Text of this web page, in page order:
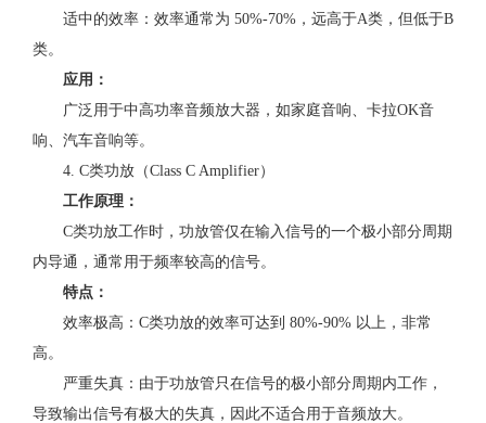
适中的效率：效率通常为 50%-70%，远高于A类，但低于B
类。
应用：
广泛用于中高功率音频放大器，如家庭音响、卡拉OK音
响、汽车音响等。
4. C类功放（Class C Amplifier）
工作原理：
C类功放工作时，功放管仅在输入信号的一个极小部分周期
内导通，通常用于频率较高的信号。
特点：
效率极高：C类功放的效率可达到 80%-90% 以上，非常
高。
严重失真：由于功放管只在信号的极小部分周期内工作，
导致输出信号有极大的失真，因此不适合用于音频放大。